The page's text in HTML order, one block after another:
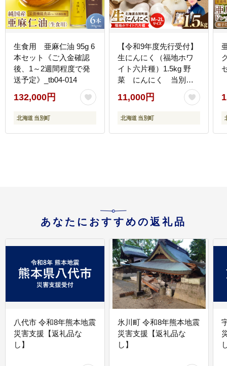
生食用 亜麻仁油 95g 6
本セット《ご入金確認
後、1～2週間程度で発
送予定》_tb04-014
132,000円
北海道 当別町
【令和9年度先行受付】
生にんにく（福地ホワ
イト六片種）1.5kg 野
菜 にんにく 当別
町 北海道_tb22-004
11,000円
北海道 当別町
あなたにおすすめの返礼品
八代市 令和8年熊本地震
災害支援【返礼品な
し】
氷川町 令和8年熊本地震
災害支援【返礼品な
し】